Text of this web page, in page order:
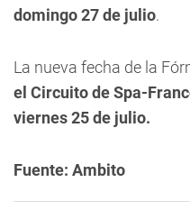
domingo 27 de julio.
La nueva fecha de la
el Circuito de Spa-
viernes 25 de julio.
Fuente: Ambito